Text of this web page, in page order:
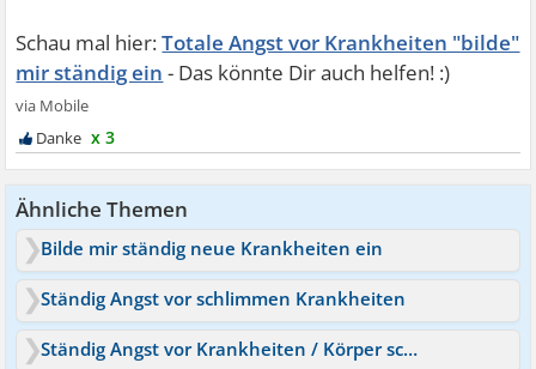
Totale Angst vor Krankheiten "bilde"
mir ständig ein
x 3
Ähnliche Themen
Bilde mir ständig neue Krankheiten ein
Ständig Angst vor schlimmen Krankheiten
Ständig Angst vor Krankheiten / Körper scannen